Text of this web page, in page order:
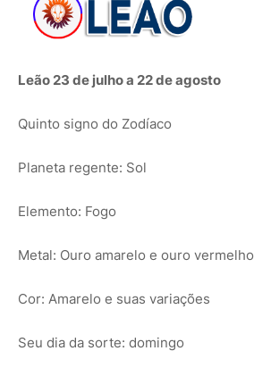
Leão 23 de julho a 22 de agosto
Quinto signo do Zodíaco
Planeta regente: Sol
Elemento: Fogo
Metal: Ouro amarelo e ouro vermelho
Cor: Amarelo e suas variações
Seu dia da sorte: domingo